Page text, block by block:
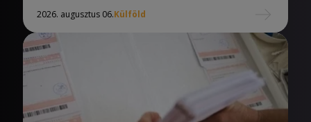
2026. augusztus 06.Külföld